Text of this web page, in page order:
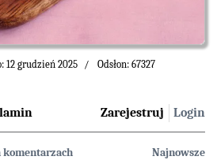
12 grudzień 2025 Odsłon: 67327
Login
Zarejestruj
Najnowsze